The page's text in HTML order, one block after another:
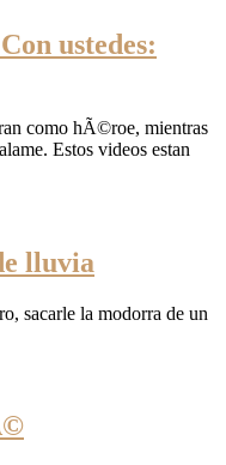
ustedes:
como hÃ©roe, mientras
Estos videos estan
lluvia
sacarle la modorra de un